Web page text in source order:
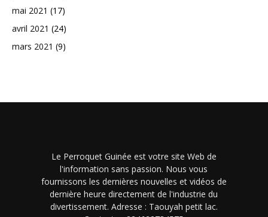
mai 2021 (17)
avril 2021 (24)
mars 2021 (9)
Le Perroquet Guinée est votre site Web de
l'information sans passion. Nous vous
fournissons les dernières nouvelles et vidéos de
dernière heure directement de l'industrie du
divertissement. Adresse : Taouyah petit lac.